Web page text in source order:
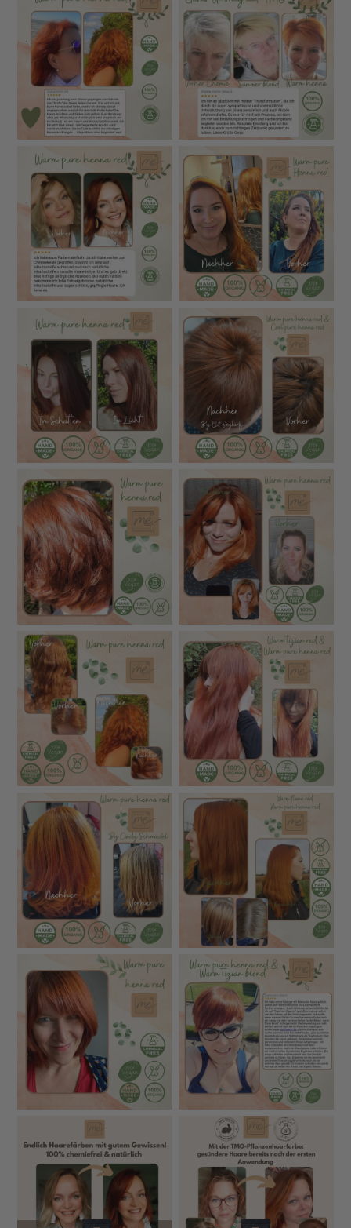
reinsten und hochwertigsten am Markt – entwickelt für
Menschen, die kompromisslose Profi-Qualität für ihre
Haare und ihre Gesundheit möchten.
100 % Bio-zertifizierte Inhaltsstoffe– ohne
synthetische Farbpigmente oder Zusätze
Ultra-feine Vermahlung
(puderfein) für intensivere
Farbe, bessere Haftung und besonders leichtes
Auftragen
Keine Vorpigmentierung nötig– auch graues Haar
kann direkt gefärbt werden
Maximale Sicherheit: Jede Zutat wird auf
Schwermetalle, Pestizide und Mikrobiologie geprüft
Lebensmittelstandard-Qualität– alle Rohstoffe
analysiert und rückverfolgbar
Keine Kräutermischungen
, die häufig Allergien
Dezenter Geruch– viele Kundinnen berichten, dass
sie keine Kopfschmerzen bekommen
Hergestellt in Deutschland– in eigener Produktion
Für gesunde Farben, sichtbar gepflegtes Haar und
ein rundum sicheres Gefühl.
🧪 Vergleich – Das macht unsere
Pflanzenhaarfarbe anders
MERKMAL
UNSERE
PFLANZENHAARFARBE
OFT BEI
Vermahlung
Ultra-fein, puderartig → große
Oberfläche + gleichmäßige
Farbabdeckung
Oft grob
→
Zutatenqualität 100 % Bio-zertifiziert
Teilweise nicht
zertifiziert
Sicherheitsprüfungen
Schwermetalle, Pestizide,
Mikrobiologie – alle Rohstoffe
getestet
Prüfungen
oder nicht
Farbstoffe
Keine künstlichen Pigmente,
keine synthetischen Farbgeber
Synthetische
chemische
enthalten
Vor-Vorbehandlung
Keine Vorpigmentierung nötig
– graues Haar wird direkt mit
Pflanzenfarbe abgedeckt
empfohlen bzw.
Allergen-Risiko
Keine Kräutermischungen mit
hohem Allergiepotenzial
Häufig
vieler Kräuter,
Allergierisiko
Herstellung &
Herkunft
In eigener Produktion in
Deutschland
Oft Herstellung
weniger
Herkunft
Zusatzstoffe keine
Teilweise
Duftstoffe oder
Stabilisatoren
fragwürdiger
Hinweis:
Die dargestellten Farbbeispiele wurden
teilweise digital erstellt und dienen zur Orientierung,
wie die Farbe auf unterschiedlichen Naturhaartönen
wirken kann. Das tatsächliche Farbergebnis kann je
nach Ausgangshaarfarbe, Haarstruktur und Einwirkzeit
variieren. Eine Pflanzenhaarfarbe wirkt immer
individuell und lässt die natürliche Melierung der
eigenen Haarfarbe bestehen. Zusätzlich findest du im
Shop rund 1.000 echte Vorher-Nachher-Beispiele von
Kundinnen, die ihre Haare mit unserer
Pflanzenhaarfarbe gefärbt haben.